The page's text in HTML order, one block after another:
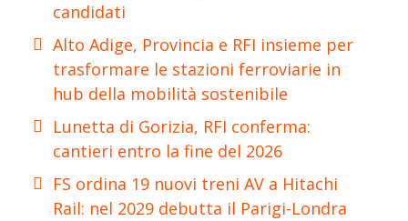
candidati
Alto Adige, Provincia e RFI insieme per
trasformare le stazioni ferroviarie in
hub della mobilità sostenibile
Lunetta di Gorizia, RFI conferma:
cantieri entro la fine del 2026
FS ordina 19 nuovi treni AV a Hitachi
Rail: nel 2029 debutta il Parigi-Londra